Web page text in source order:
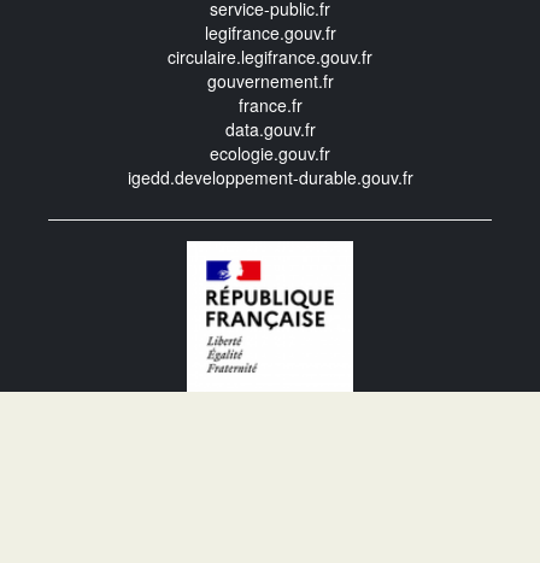
service-public.fr
legifrance.gouv.fr
circulaire.legifrance.gouv.fr
gouvernement.fr
france.fr
data.gouv.fr
ecologie.gouv.fr
igedd.developpement-durable.gouv.fr